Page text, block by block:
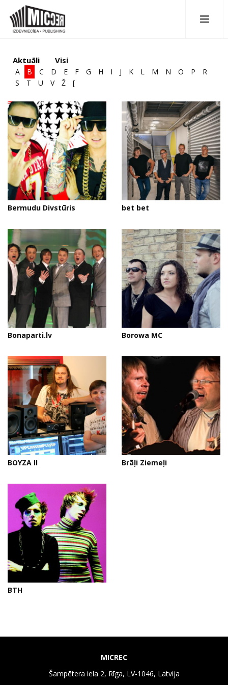
Aktuāli Visi
A B C D E F G H I J K L M N O P
R
S
T U V Ž [
Bermudu Divstūris bet bet
Bonaparti.lv Borowa MC
BOYZA II Brāļi Ziemeļi
BTH
MICREC
Šampētera iela 2, Rīga, LV-1046, Latvija